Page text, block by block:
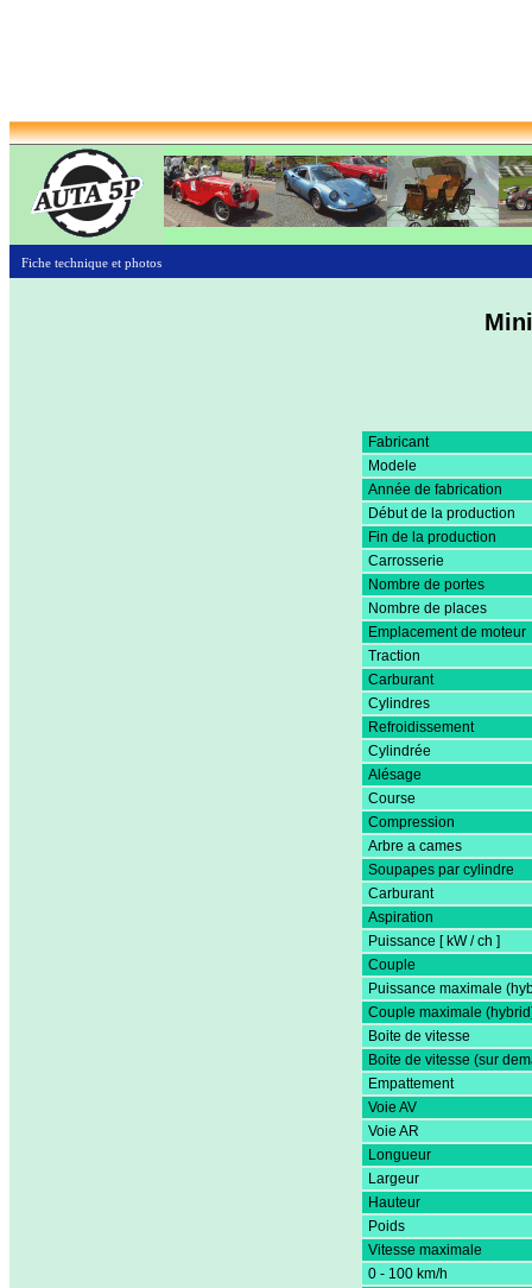
Fiche technique et photos
Fabricant
Modele
Année de fabrication
Début de la production
Fin de la production
Carrosserie
Nombre de portes
Nombre de places
Emplacement de moteur
Traction
Carburant
Cylindres
Refroidissement
Cylindrée
Alésage
Course
Compression
Arbre a cames
Soupapes par cylindre
Carburant
Aspiration
Puissance [ kW / ch ]
Couple
Puissance maximale
Couple maximale
Boite de vitesse
Boite de vitesse (sur
Empattement
Voie AV
Voie AR
Longueur
Largeur
Hauteur
Poids
Vitesse maximale
0 - 100 km/h